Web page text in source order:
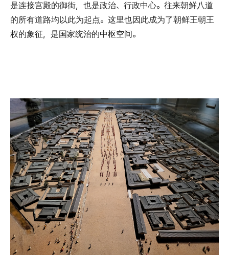
是连接宫殿的御街，也是政治、行政中心。往来朝鲜八道
的所有道路均以此为起点。这里也因此成为了朝鲜王朝王
权的象征，是国家统治的中枢空间。